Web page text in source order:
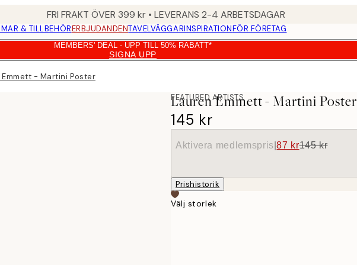
FRI FRAKT ÖVER 399 kr • LEVERANS 2-4 ARBETSDAGAR
& TILLBEHÖRERBJUDANDENTAVELVÄGGARINSPIRATIONFÖR FÖRETAG
MEMBERS' DEAL - UPP TILL 50% RABATT*
SIGNA UPP
Emmett - Martini Poster
FEATURED ARTISTS
Lauren Emmett - Martini Poster
145 kr
Aktivera medlemspris |87 kr145 kr
Prishistorik
Välj storlek